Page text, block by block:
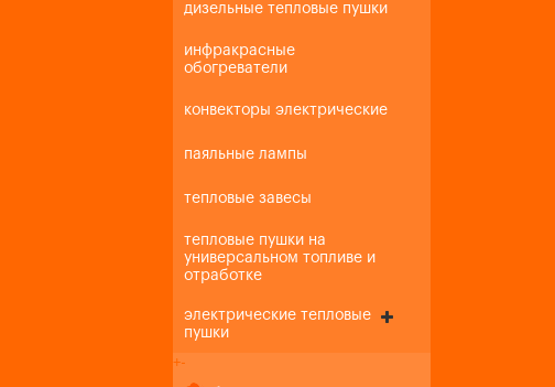
дизельные тепловые пушки
инфракрасные
обогреватели
конвекторы электрические
паяльные лампы
тепловые завесы
тепловые пушки на
универсальном топливе и
отработке
электрические тепловые
пушки
+-